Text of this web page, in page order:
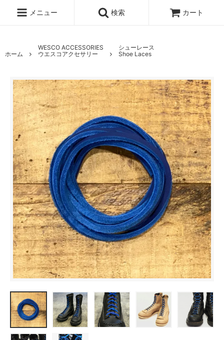
メニュー 検索 カート
ホーム
WESCO ACCESSORIES
ウエスコアクセサリー
シューレース
Shoe Laces